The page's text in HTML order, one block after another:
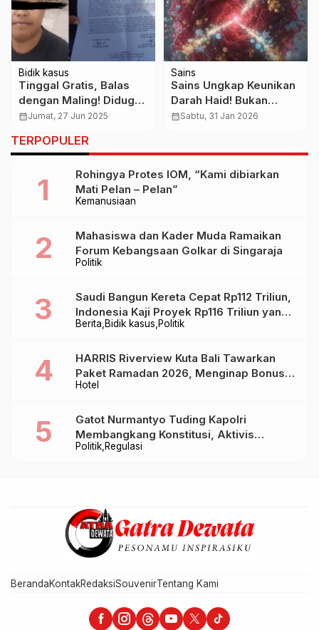
Bidik kasus
Tinggal Gratis, Balas
dengan Maling! Diduga
Pemuda Asal Riau
Senilai Rp300 Juta
calendar_monthJumat, 27 Jun 2025
Sains
Sains Ungkap Keunikan
Darah Haid! Bukan
Limbah, Kaya Protein
calendar_monthSabtu, 31 Jan 2026
TERPOPULER
Kemanusiaan
Rohingya Protes IOM, “Kami dibiarkan
Mati Pelan – Pelan”
Politik
Mahasiswa dan Kader Muda Ramaikan
Forum Kebangsaan Golkar di Singaraja
Berita Bidik kasus Politik
Saudi Bangun Kereta Cepat Rp112 Triliun,
Indonesia Kaji Proyek Rp116 Triliun yang
Baru Sampai Bandung
Hotel
HARRIS Riverview Kuta Bali Tawarkan
Paket Ramadan 2026, Menginap Bonus
Takjil hingga Bukber Mulai Rp88.888
Politik Regulasi
Gatot Nurmantyo Tuding Kapolri
Membangkang Konstitusi, Aktivis
Tegaskan Polri Tak Punya Sejarah
BerandaKontakRedaksiSouvenirTentang Kami